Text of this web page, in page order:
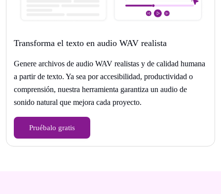
Transforma el texto en audio WAV realista
Genere archivos de audio WAV realistas y de calidad humana
a partir de texto. Ya sea por accesibilidad, productividad o
comprensión, nuestra herramienta garantiza un audio de
sonido natural que mejora cada proyecto.
Pruébalo gratis